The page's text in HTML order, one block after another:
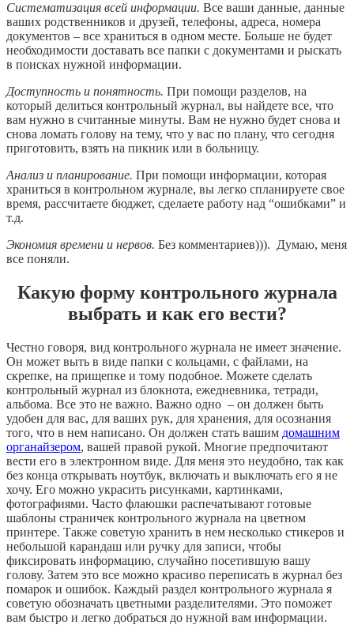
Систематизация всей информации. Все ваши данные, данные
ваших родственников и друзей, телефоны, адреса, номера
документов – все храниться в одном месте. Больше не будет
необходимости доставать все папки с документами и рыскать
в поисках нужной информации.
Доступность и понятность. При помощи разделов, на
который делиться контрольный журнал, вы найдете все, что
вам нужно в считанные минуты. Вам не нужно будет снова и
снова ломать голову на тему, что у вас по плану, что сегодня
приготовить, взять на пикник или в больницу.
Анализ и планирование. При помощи информации, которая
храниться в контрольном журнале, вы легко спланируете свое
время, рассчитаете бюджет, сделаете работу над “ошибками” и
т.д.
Экономия времени и нервов. Без комментариев))). Думаю, меня
все поняли.
Какую форму контрольного журнала
выбрать и как его вести?
Честно говоря, вид контрольного журнала не имеет значение.
Он может выть в виде папки с кольцами, с файлами, на
скрепке, на прищепке и тому подобное. Можете сделать
контрольный журнал из блокнота, ежедневника, тетради,
альбома. Все это не важно. Важно одно – он должен быть
удобен для вас, для ваших рук, для хранения, для осознания
того, что в нем написано. Он должен стать вашим домашним
органайзером, вашей правой рукой. Многие предпочитают
вести его в электронном виде. Для меня это неудобно, так как
без конца открывать ноутбук, включать и выключать его я не
хочу. Его можно украсить рисунками, картинками,
фотографиями. Часто флаюшки распечатывают готовые
шаблоны страничек контрольного журнала на цветном
принтере. Также советую хранить в нем несколько стикеров и
небольшой карандаш или ручку для записи, чтобы
фиксировать информацию, случайно посетившую вашу
голову. Затем это все можно красиво переписать в журнал без
помарок и ошибок. Каждый раздел контрольного журнала я
советую обозначать цветными разделителями. Это поможет
вам быстро и легко добраться до нужной вам информации.